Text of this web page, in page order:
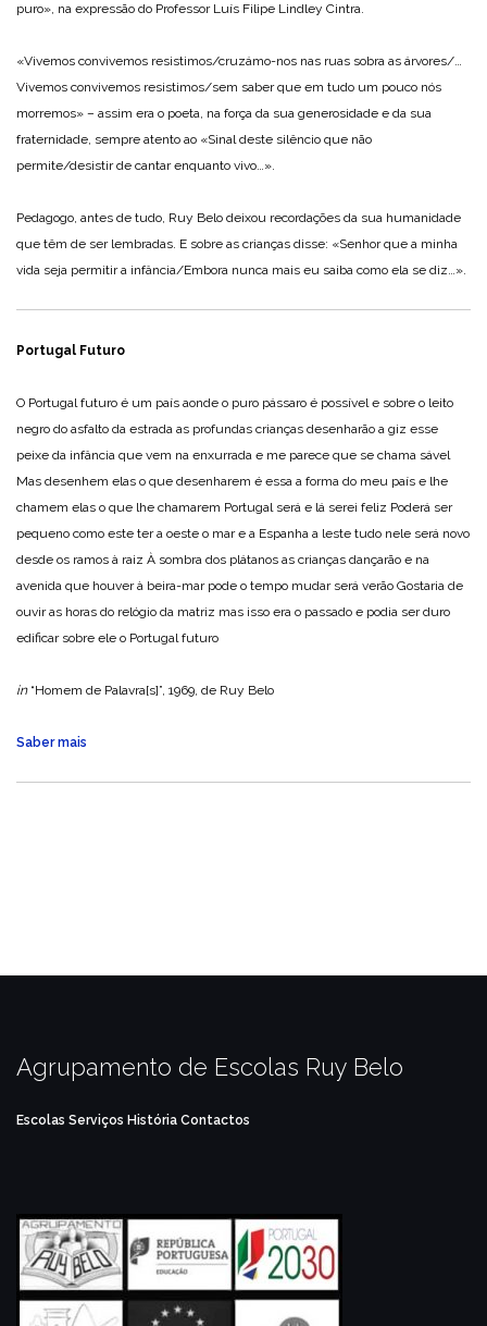
puro», na expressão do Professor Luís Filipe Lindley Cintra.
«Vivemos convivemos resistimos/cruzámo-nos nas ruas sobra as árvores/…
Vivemos convivemos resistimos/sem saber que em tudo um pouco nós
morremos» – assim era o poeta, na força da sua generosidade e da sua
fraternidade, sempre atento ao «Sinal deste silêncio que não
permite/desistir de cantar enquanto vivo…».
Pedagogo, antes de tudo, Ruy Belo deixou recordações da sua humanidade
que têm de ser lembradas. E sobre as crianças disse: «Senhor que a minha
vida seja permitir a infância/Embora nunca mais eu saiba como ela se diz…».
Portugal Futuro
O Portugal futuro é um país aonde o puro pássaro é possível e sobre o leito
negro do asfalto da estrada as profundas crianças desenharão a giz esse
peixe da infância que vem na enxurrada e me parece que se chama sável
Mas desenhem elas o que desenharem é essa a forma do meu país e lhe
chamem elas o que lhe chamarem Portugal será e lá serei feliz Poderá ser
pequeno como este ter a oeste o mar e a Espanha a leste tudo nele será novo
desde os ramos à raiz À sombra dos plátanos as crianças dançarão e na
avenida que houver à beira-mar pode o tempo mudar será verão Gostaria de
ouvir as horas do relógio da matriz mas isso era o passado e podia ser duro
edificar sobre ele o Portugal futuro
in“Homem de Palavra[s]”, 1969, de Ruy Belo
Saber mais
Agrupamento de Escolas Ruy Belo
Escolas Serviços História Contactos